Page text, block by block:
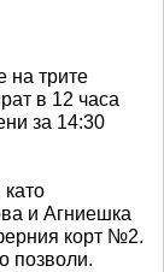
на трите
в 12 часа
за 14:30
и Агниешка
корт №2.
позволи.